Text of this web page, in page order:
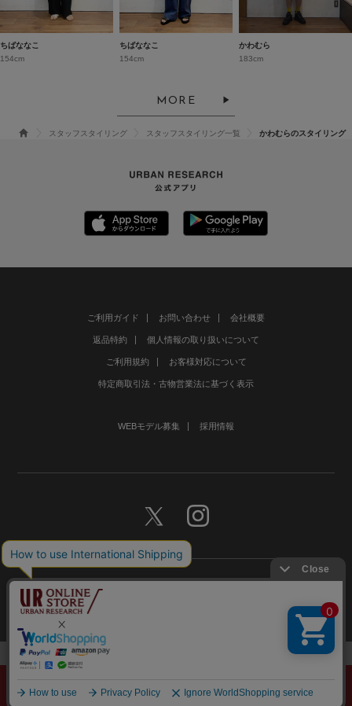
ちばななこ
154cm
ちばななこ
154cm
かわむら
183cm
MORE
スタッフスタイリング スタッフスタイリング一覧 かわむらのスタイリング
ご利用ガイド お問い合わせ 会社概要
返品特約 個人情報の取り扱いについて
ご利用規約 お客様対応について
特定商取引法・古物営業法に基づく表示
WEBモデル募集 採用情報
©URBAN RESEARCH Co., Ltd.All rights Reserved.